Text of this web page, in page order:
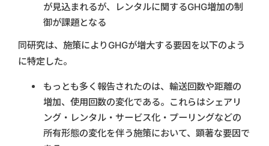
が見込まれるが、レンタルに関するGHG増加の制
御が課題となる
同研究は、施策によりGHGが増大する要因を以下のよう
に特定した。
もっとも多く報告されたのは、輸送回数や距離の
増加、使用回数の変化である。これらはシェアリ
ング・レンタル・サービス化・プーリングなどの
所有形態の変化を伴う施策において、顕著な要因で